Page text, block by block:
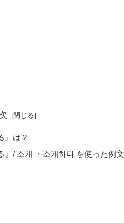
』は？
』/ 소개 ・소개하다 を使った例文